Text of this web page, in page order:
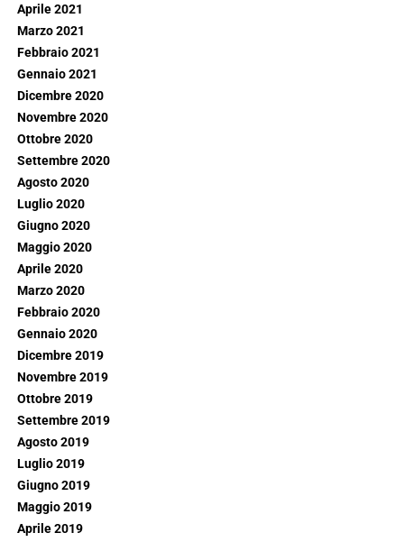
Aprile 2021
Marzo 2021
Febbraio 2021
Gennaio 2021
Dicembre 2020
Novembre 2020
Ottobre 2020
Settembre 2020
Agosto 2020
Luglio 2020
Giugno 2020
Maggio 2020
Aprile 2020
Marzo 2020
Febbraio 2020
Gennaio 2020
Dicembre 2019
Novembre 2019
Ottobre 2019
Settembre 2019
Agosto 2019
Luglio 2019
Giugno 2019
Maggio 2019
Aprile 2019